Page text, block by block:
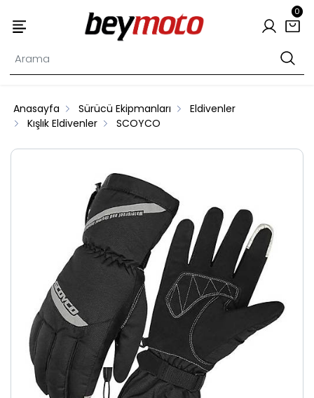
0
Anasayfa Sürücü Ekipmanları
Eldivenler
Kışlık Eldivenler
SCOYCO